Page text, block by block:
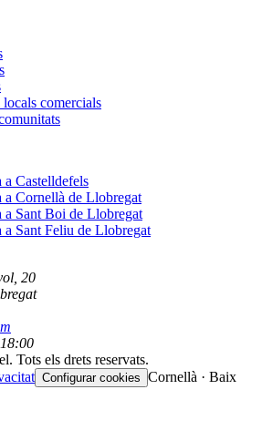
comercials
a Castelldefels
a Cornellà de Llobregat
a Sant Boi de Llobregat
a Sant Feliu de Llobregat
20
. Tots els drets reservats.
Configurar cookies Cornellà · Baix